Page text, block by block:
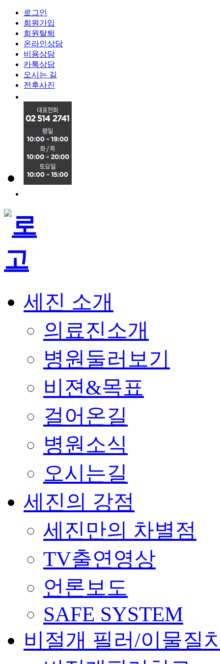
로그인
회원가입
회원탈퇴
온라인상담
비용상담
카톡상담
오시는 길
전후사진
세진 소개
의료진소개
병원둘러보기
비젼&목표
걸어온길
병원소식
오시는길
세진의 강점
세진만의 차별점
TV출연영상
언론보도
SAFE SYSTEM
비절개 필러/이물질